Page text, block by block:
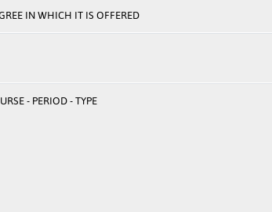
IN WHICH IT IS OFFERED
- PERIOD - TYPE